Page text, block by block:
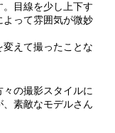
目線を少し上下す
よって雰囲気が微妙
えて撮ったことな
々の撮影スタイルに
素敵なモデルさん